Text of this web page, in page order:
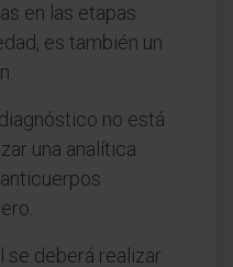
en las etapas
es también un
no está
una analítica
se deberá realizar